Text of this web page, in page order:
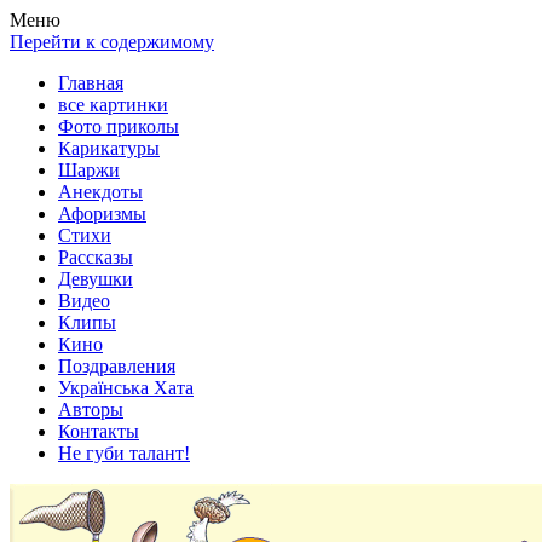
Весела хата — прикольные картинки, смешные истории, клипы!
Покажем всем ваши фото приколы, карикатуры, шаржи, стихи,
Меню
Перейти к содержимому
Главная
все картинки
Фото приколы
Карикатуры
Шаржи
Анекдоты
Афоризмы
Стихи
Рассказы
Девушки
Видео
Клипы
Кино
Поздравления
Українська Хата
Авторы
Контакты
Не губи талант!